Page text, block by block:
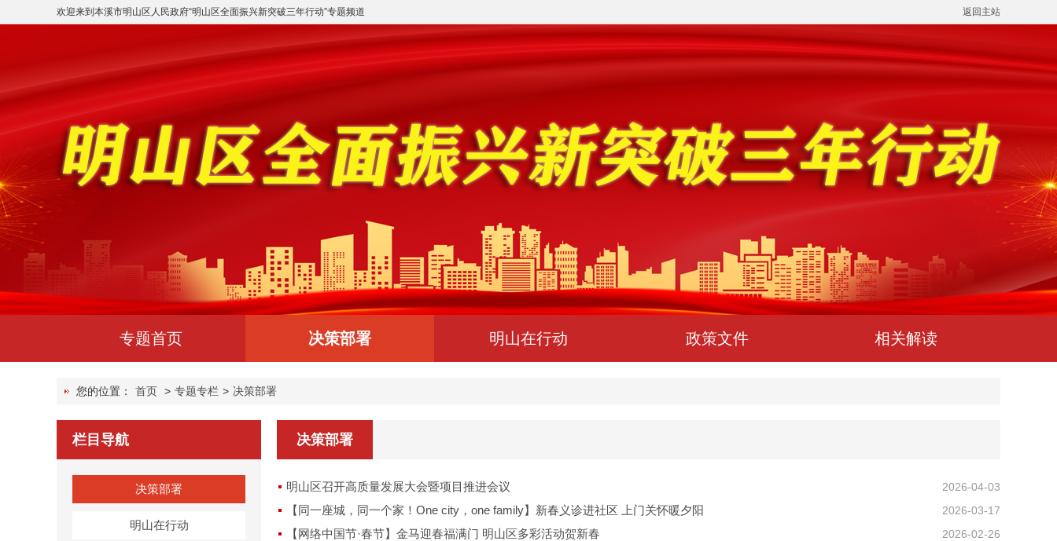
欢迎来到 本溪市明山区人民政府“明山区全面振兴新突破三年行动”专题频道 返回主站
专题首页 决策部署 明山在行动 政策文件 相关解读
您的位置： 首页 > 专题专栏 > 决策部署
栏目导航
决策部署
明山在行动
决策部署
2026-04-03
明山区召开高质量发展大会暨项目推进会议
2026-03-17
【同一座城，同一个家！One city，one family】新春义诊进社区 上门关怀暖夕阳
2026-02-26
【网络中国节·春节】金马迎春福满门 明山区多彩活动贺新春